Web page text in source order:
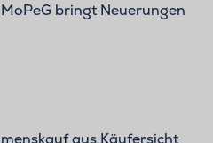
bringt Neuerungen